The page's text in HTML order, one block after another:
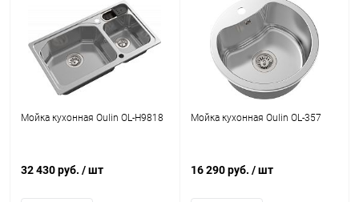
Мойка кухонная Oulin OL-H9818
32 430 руб. / шт
Мойка кухонная Oulin OL-357
16 290 руб. / шт